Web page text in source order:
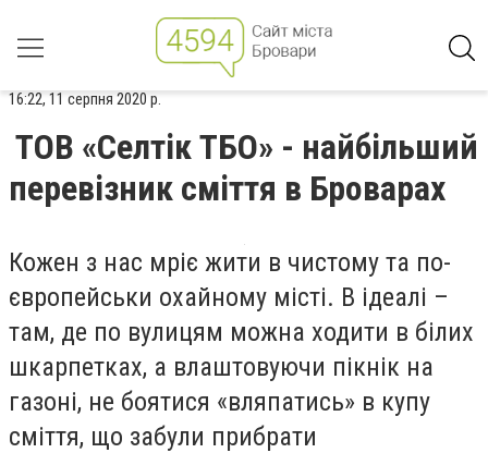
16:22, 11 серпня 2020 р.
ТОВ «Селтік ТБО» - найбільший
перевізник сміття в Броварах
Кожен з нас мріє жити в чистому та по-
європейськи охайному місті. В ідеалі –
там, де по вулицям можна ходити в білих
шкарпетках, а влаштовуючи пікнік на
газоні, не боятися «вляпатись» в купу
сміття, що забули прибрати